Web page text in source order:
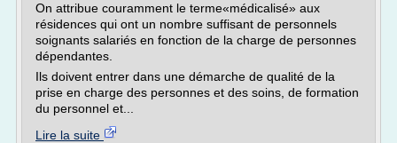
On attribue couramment le terme«médicalisé» aux
résidences qui ont un nombre suffisant de personnels
soignants salariés en fonction de la charge de personnes
dépendantes.
Ils doivent entrer dans une démarche de qualité de la
prise en charge des personnes et des soins, de formation
du personnel et...
Lire la suite